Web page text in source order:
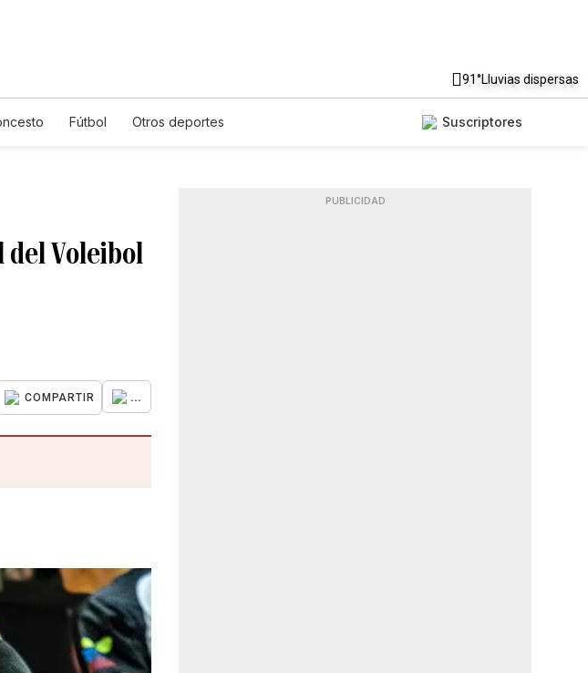
91°Lluvias dispersas
Fútbol Otros deportes Suscriptores
del Voleibol
COMPARTIR ...
PUBLICIDAD